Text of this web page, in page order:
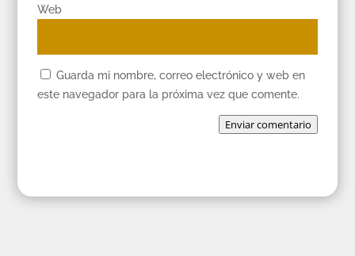
Web
Guarda mi nombre, correo electrónico y web en
este navegador para la próxima vez que comente.
Enviar comentario